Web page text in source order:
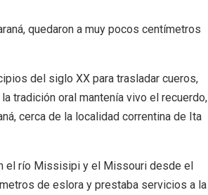
quedaron a muy pocos centímetros
del siglo XX para trasladar cueros,
tradición oral mantenía vivo el recuerdo,
cerca de la localidad correntina de Ita
el río Missisipi y el Missouri desde el
de eslora y prestaba servicios a la